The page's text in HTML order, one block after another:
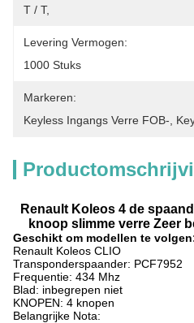
T / T,
Levering Vermogen:
1000 Stuks
Markeren:
Keyless Ingangs Verre FOB-
Renault Koleos 4 de
knoop slimme verre Zeer
Geschikt om modellen te
Renault Koleos CLIO
Transponderspaander: PCF7952
Frequentie: 434 Mhz
Blad: inbegrepen niet
KNOPEN: 4 knopen
Belangrijke Nota: